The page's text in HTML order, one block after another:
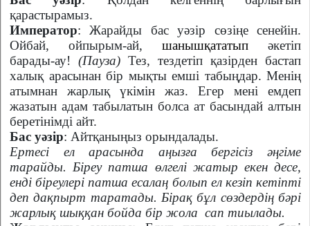
қарастырамыз.
Император: Жарайды бас уәзір сөзіңе сенейін.
Ойбай, ойпырым-ай, шанышқататып әкетіп
барады-ау! (Пауза) Тез, тездетіп қазірден бастап
халық арасынан бір мықты емші табыңдар. Менің
атымнан жарлық үкімін жаз. Егер мені емдеп
жазатын адам табылатын болса ат басындай алтын
беретінімді айт.
Бас уәзір: Айтқаныңыз орындалады.
Ертесі ел арасында аңызға бергісіз әңгіме
тарайды. Біреу патша өлгелі жатыр екен десе,
енді біреулері патша есалаң болып ел кезіп кетіпті
деп дақпырт таратады. Бірақ бұл сөздердің бәрі
жарлық шыққан бойда бір жола сап тиылады.